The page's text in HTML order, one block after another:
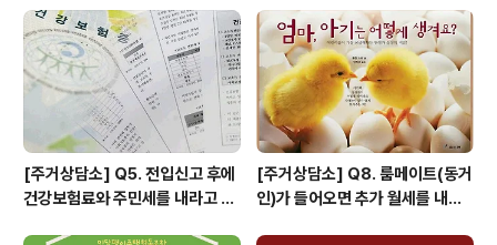
이 유니온’을 알게 되었습니다. 세입자가 가지는 권리에 대
해 고민을 하는 곳이었고 찾아갔습니다. ‘입주갱신권이 입
주조합원에게’ 도발적이면서도 매력적인 문구이더군요. 달
팽이집 1, 2호에..
[주거상담소] Q5. 전입신고 후에
건강보험료와 주민세를 내라고 고
[주거상담소] Q8. 룸메이트(동거
인)가 들어오면 추가 월세를 내야